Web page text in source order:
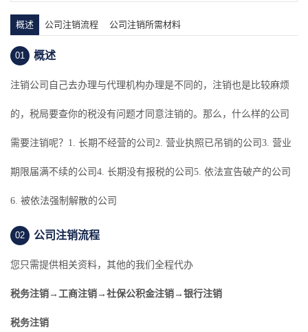
概述 公司注销流程 公司注销所需材料
01 概述
注销公司自己去办理与代理机构办理是不同的，注销也是比较麻烦
的，税局要查你的税没有问题才同意注销的。那么，什么样的公司
需要注销呢？1. 长期不经营的公司2. 营业执照已吊销的公司3. 营业
期限届满不续的公司4. 长期没有报税的公司5. 依法宣告破产的公司
6. 被依法强制解散的公司
02 公司注销流程
您只需提供相关资料，其他的我们全程代办
税务注销→工商注销→社保公积金注销→银行注销
税务注销